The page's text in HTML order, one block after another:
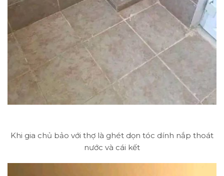
Khi gia chủ bảo với thợ là ghét dọn tóc dính nắp thoát
nước và cái kết